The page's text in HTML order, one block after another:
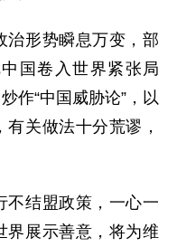
形势瞬息万变，部
国卷入世界紧张局
作“中国威胁论”，以
关做法十分荒谬，
结盟政策，一心一
界展示善意，将为维